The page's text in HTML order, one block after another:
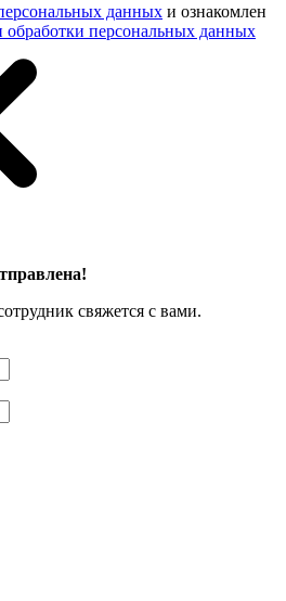
данных и ознакомлен
персональных данных
свяжется с вами.